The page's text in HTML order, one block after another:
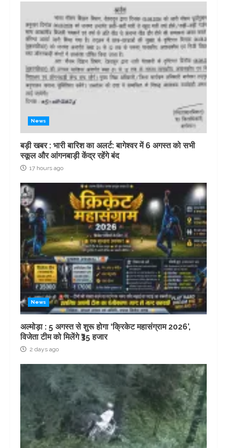
News
बड़ी खबर : भारी बारिश का अलर्ट: बागेश्वर में 6 अगस्त को सभी
स्कूल और आंगनबाड़ी केंद्र रहेंगे बंद
17 hours ago
News
अल्मोड़ा : 5 अगस्त से शुरू होगा ‘क्रिकेट महासंग्राम 2026’,
विजेता टीम को मिलेंगे ₹35 हजार
2 days ago